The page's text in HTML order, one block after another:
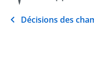
Décisions des